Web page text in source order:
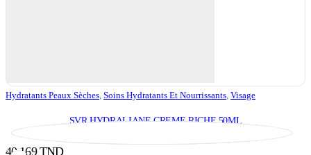
Hydratants Peaux Sèches, Soins Hydratants Et Nourrissants, Visage
SVR HYDRALIANE CREME RICHE 50ML
40,169TND